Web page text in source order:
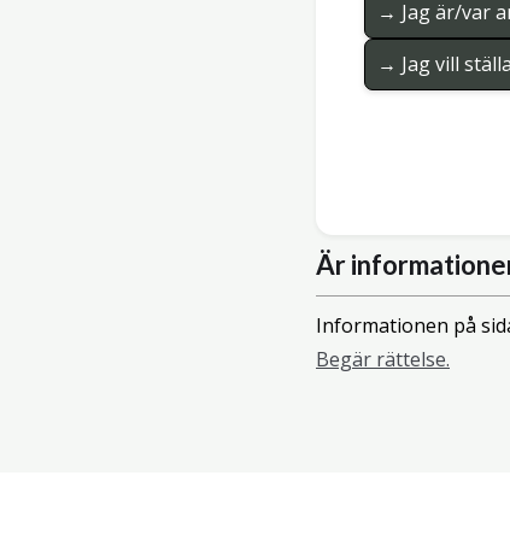
→ Jag är/var
→ Jag vill
Är
Informationen på
Begär rättelse.